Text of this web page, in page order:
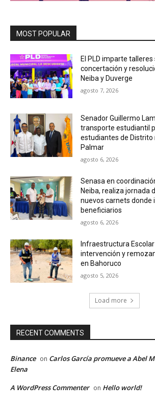
MOST POPULAR
El PLD imparte
concertación y
Neiba y Duverge
agosto 7, 2026
Senador Guillermo
transporte estudiantil
estudiantes de Distrito
Palmar
agosto 6, 2026
Senasa en
Neiba, realiza jornada
nuevos carnets donde
beneficiarios
agosto 6, 2026
Infraestructura
intervención y
en Bahoruco
agosto 5, 2026
Load more
RECENT COMMENTS
Binance on Carlos García promueve a Abel
Elena
A WordPress Commenter on Hello world!